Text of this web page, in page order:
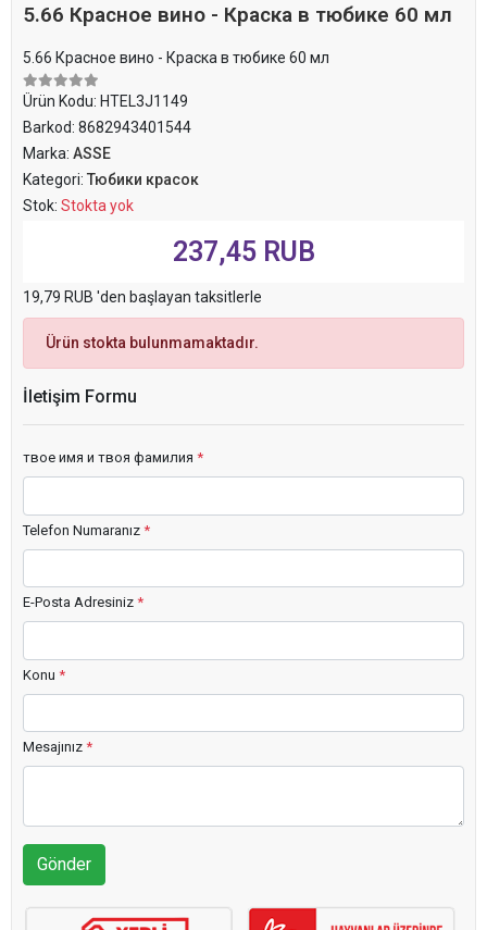
5.66 Красное вино - Краска в тюбике 60 мл
5.66 Красное вино - Краска в тюбике 60 мл
Ürün Kodu: HTEL3J1149
Barkod: 8682943401544
Marka: ASSE
Kategori: Тюбики красок
Stok: Stokta yok
237,45 RUB
19,79 RUB 'den başlayan taksitlerle
Ürün stokta bulunmamaktadır.
İletişim Formu
твое имя и твоя фамилия *
Telefon Numaranız *
E-Posta Adresiniz *
Konu *
Mesajınız *
Gönder